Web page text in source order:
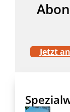
Jetzt